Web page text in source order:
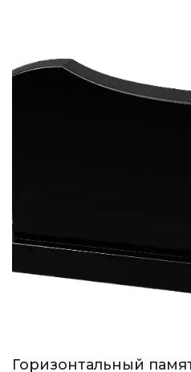
Горизонтальный